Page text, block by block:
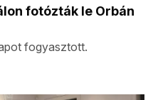
fotózták le Orbán
fogyasztott.